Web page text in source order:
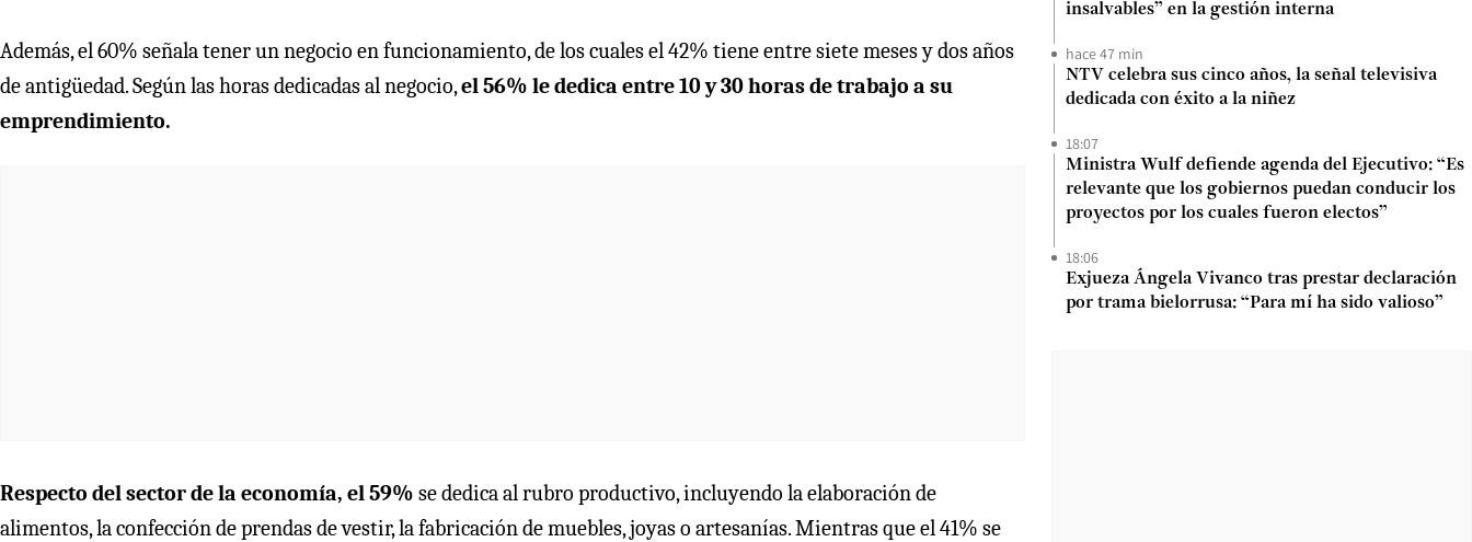
Además, el 60% señala tener un negocio en funcionamiento, de los cuales el 42% tiene entre siete meses y dos años
de antigüedad. Según las horas dedicadas al negocio,el 56% le dedica entre 10 y 30 horas de trabajo a su
emprendimiento.
Respecto del sector de la economía, el 59% se dedica al rubro productivo, incluyendo la elaboración de
alimentos, la confección de prendas de vestir, la fabricación de muebles, joyas o artesanías. Mientras que el 41% se
insalvables” en la gestión interna
hace 47 min
NTV celebra sus cinco años, la señal televisiva
dedicada con éxito a la niñez
18:07
Ministra Wulf defiende agenda del Ejecutivo: “Es
relevante que los gobiernos puedan conducir los
proyectos por los cuales fueron electos”
18:06
Exjueza Ángela Vivanco tras prestar declaración
por trama bielorrusa: “Para mí ha sido valioso”